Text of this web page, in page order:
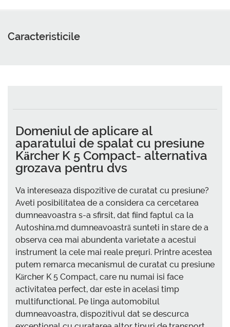
Caracteristicile
Domeniul de aplicare al
aparatului de spalat cu presiune
Kärcher K 5 Compact- alternativa
grozava pentru dvs
Va intereseaza dispozitive de curatat cu presiune?
Aveti posibilitatea de a considera ca cercetarea
dumneavoastra s-a sfirsit, dat fiind faptul ca la
Autoshina.md dumneavoastră sunteti in stare de a
observa cea mai abundenta varietate a acestui
instrument la cele mai reale preţuri. Printre acestea
putem remarca mecanismul de curatat cu presiune
Kärcher K 5 Compact, care nu numai isi face
activitatea perfect, dar este in acelasi timp
multifunctional. Pe linga automobilul
dumneavoastra, dispozitivul dat se descurca